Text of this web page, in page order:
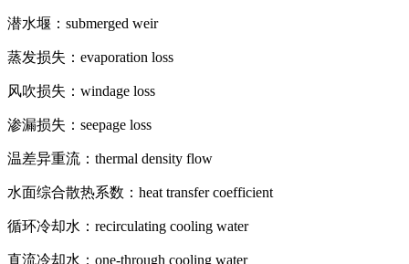
潜水堰：submerged weir
蒸发损失：evaporation loss
风吹损失：windage loss
渗漏损失：seepage loss
温差异重流：thermal density flow
水面综合散热系数：heat transfer coefficient
循环冷却水：recirculating cooling water
直流冷却水：one-through cooling water